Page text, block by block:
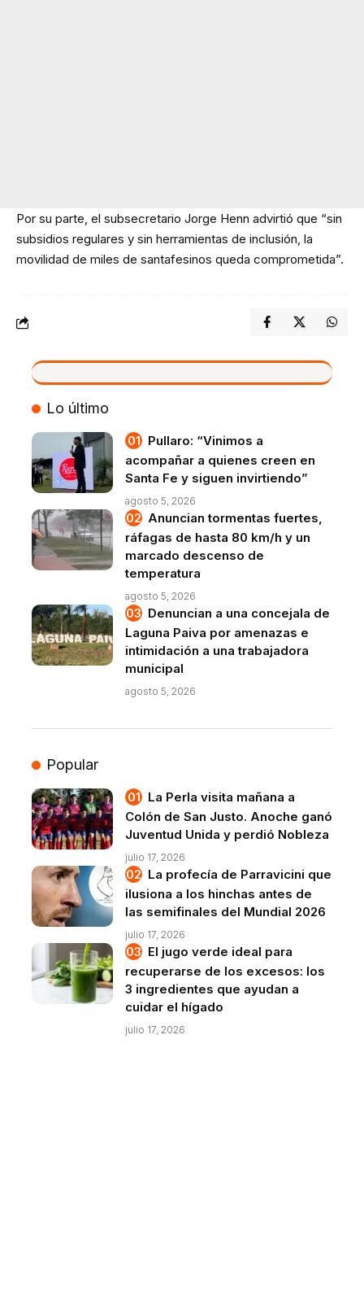
Por su parte, el subsecretario Jorge Henn advirtió que “sin
subsidios regulares y sin herramientas de inclusión, la
movilidad de miles de santafesinos queda comprometida”.
VIVO
Lo último
Pullaro: “Vinimos a
acompañar a quienes creen en
Santa Fe y siguen invirtiendo”
agosto 5, 2026
Anuncian tormentas fuertes,
ráfagas de hasta 80 km/h y un
marcado descenso de
temperatura
agosto 5, 2026
Denuncian a una concejala de
Laguna Paiva por amenazas e
intimidación a una trabajadora
municipal
agosto 5, 2026
Popular
La Perla visita mañana a
Colón de San Justo. Anoche ganó
Juventud Unida y perdió Nobleza
julio 17, 2026
La profecía de Parravicini que
ilusiona a los hinchas antes de
las semifinales del Mundial 2026
julio 17, 2026
El jugo verde ideal para
recuperarse de los excesos: los
3 ingredientes que ayudan a
cuidar el hígado
julio 17, 2026